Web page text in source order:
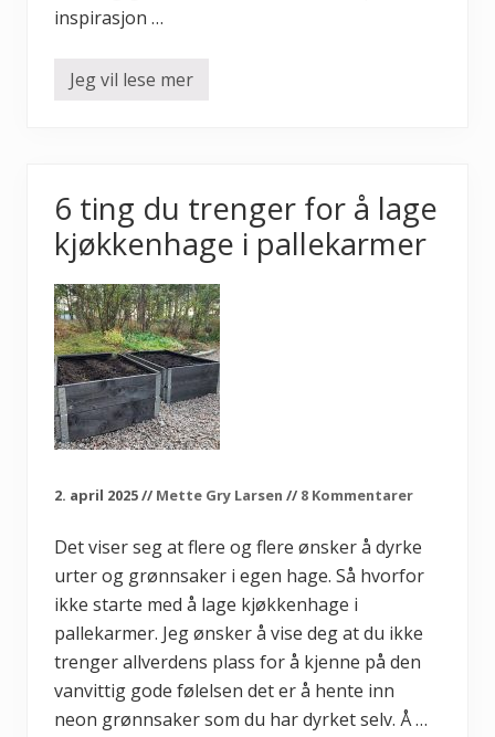
inspirasjon …
S
k
e
r
d
u
f
r
i
l
a
n
d
s
a
g
r
r
s
t
e
g
f
o
r
s
t
Jeg vil lese mer
6 ting du trenger for å lage
kjøkkenhage i pallekarmer
2. april 2025// Mette Gry Larsen // 8 Kommentarer
Det viser seg at flere og flere ønsker å dyrke
urter og grønnsaker i egen hage. Så hvorfor
ikke starte med å lage kjøkkenhage i
pallekarmer. Jeg ønsker å vise deg at du ikke
trenger allverdens plass for å kjenne på den
vanvittig gode følelsen det er å hente inn
neon grønnsaker som du har dyrket selv. Å …